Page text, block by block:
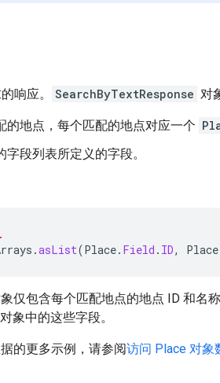
响应。 SearchByTextResponse 对
的地点，每个匹配的地点对应一个
段列表所定义的字段。
.asList(Place. Field . ID, Place
仅包含每个匹配地点的地点 ID 和名
对象中的这些字段。
的更多示例，请参阅访问 Place 对象